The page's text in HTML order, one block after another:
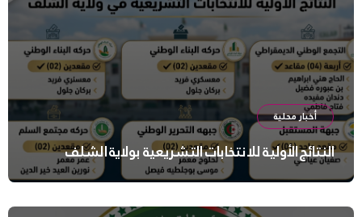
أخبار محلية
النتائج الأولية للانتخابات التشريعية بولاية الشلف